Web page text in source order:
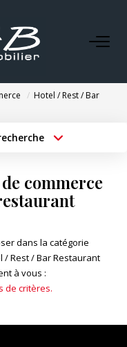
Hotel / Rest / Bar
min
commerce
dans la catégorie
/ Rest / Bar Restaurant
à vous :
de critères.